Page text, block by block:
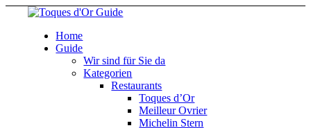
Home
Guide
Wir sind für Sie da
Kategorien
Restaurants
Toques d’Or
Meilleur Ovrier
Michelin Stern